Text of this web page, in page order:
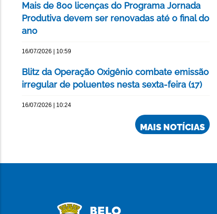
Mais de 800 licenças do Programa Jornada
Produtiva devem ser renovadas até o final do
ano
16/07/2026 | 10:59
Blitz da Operação Oxigênio combate emissão
irregular de poluentes nesta sexta-feira (17)
16/07/2026 | 10:24
MAIS NOTÍCIAS